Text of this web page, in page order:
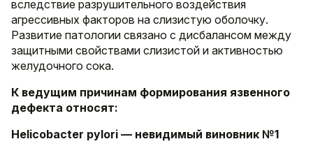
вследствие разрушительного воздействия
агрессивных факторов на слизистую оболочку.
Развитие патологии связано с дисбалансом между
защитными свойствами слизистой и активностью
желудочного сока.
К ведущим причинам формирования язвенного
дефекта относят:
Helicobacter pylori — невидимый виновник №1